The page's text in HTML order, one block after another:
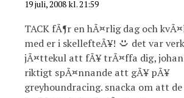
19 juli, 2008 kl. 21:59
TACK fÃ¶r en hÃ¤rlig dag och
med er i skellefteÃ¥!
det var
jÃ¤ttekul att fÃ¥ trÃ¤ffa dig,
riktigt spÃ¤nnande att gÃ¥ pÃ¥
greyhoundracing. snacka om att